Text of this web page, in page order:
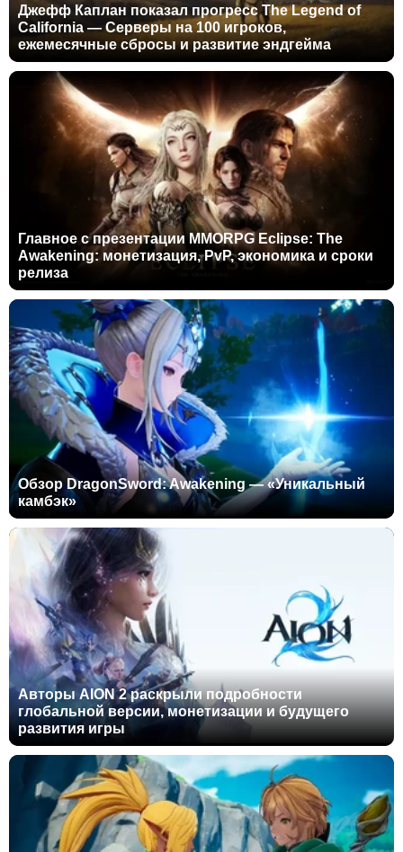
Джефф Каплан показал прогресс The Legend of
California — Серверы на 100 игроков,
ежемесячные сбросы и развитие эндгейма
Главное с презентации MMORPG Eclipse: The
Awakening: монетизация, PvP, экономика и сроки
релиза
Обзор DragonSword: Awakening — «Уникальный
камбэк»
Авторы AION 2 раскрыли подробности
глобальной версии, монетизации и будущего
развития игры